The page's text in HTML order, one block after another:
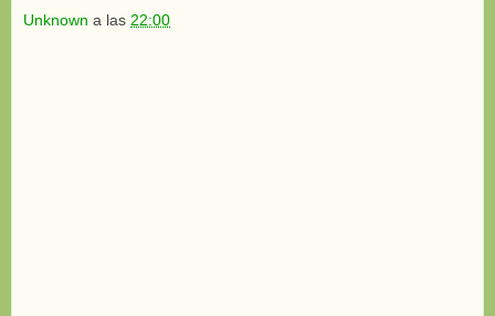
Unknown a las 22:00